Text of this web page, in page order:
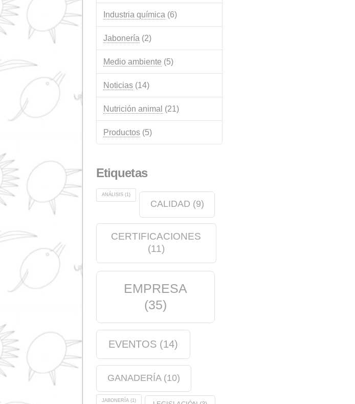
Archivos
Categorías
Anuncios
Calidad(12)
Eventos(12)
Industria química
Jabonería(2)
Noticias (14)
Nutrición animal
Productos(5)
Etiquetas
CALIDAD